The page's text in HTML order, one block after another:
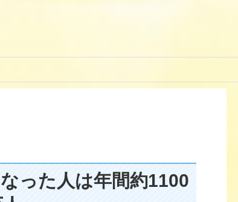
った人は年間約1100